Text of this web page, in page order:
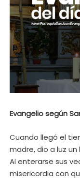
Evangelio según
Cuando llegó el
madre, dio a luz un
Al enterarse sus
misericordia con